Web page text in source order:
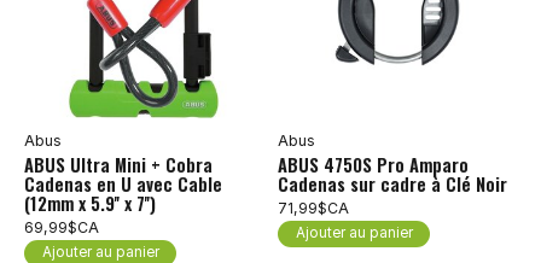
Abus
ABUS Ultra Mini + Cobra
Cadenas en U avec Cable
(12mm x 5.9'' x 7'')
69,99$CA
Ajouter au panier
Abus
ABUS 4750S Pro Amparo
Cadenas sur cadre à Clé Noir
71,99$CA
Ajouter au panier